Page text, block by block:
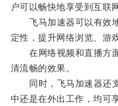
户可以畅快地享受到互联
飞马加速器可以有效地
定性，提升网络浏览、游
在网络视频和直播方面
清流畅的效果。
同时，飞马加速器还支
中还是在外出工作，均可